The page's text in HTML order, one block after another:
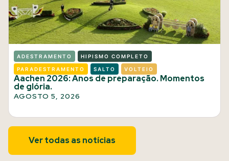
ADESTRAMENTO HIPISMO COMPLETO
PARADESTRAMENTO SALTO VOLTEIO
Aachen 2026: Anos de preparação. Momentos
de glória.
AGOSTO 5, 2026
Ver todas as notícias